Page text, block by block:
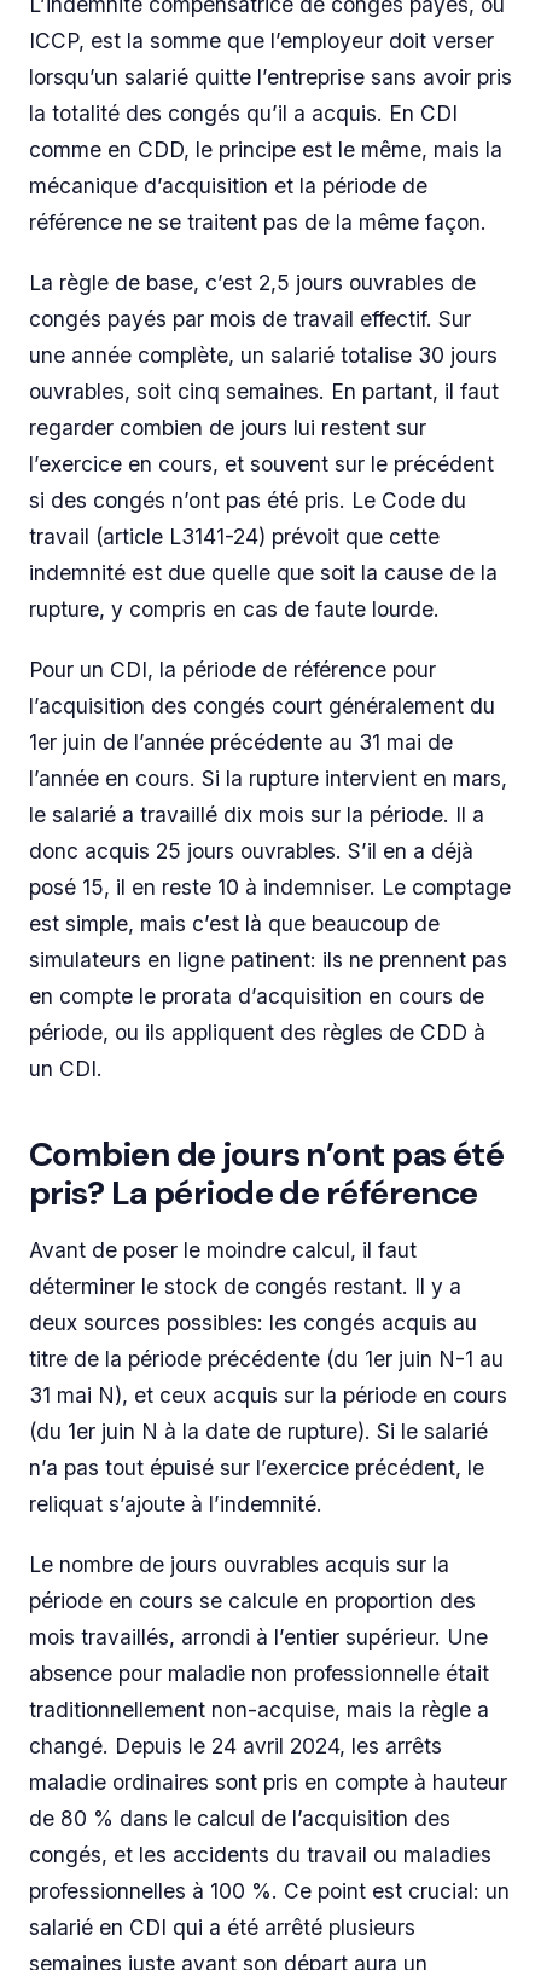
ICCP, est la somme que l’employeur doit verser
lorsqu’un salarié quitte l’entreprise sans avoir pris
la totalité des congés qu’il a acquis. En CDI
comme en CDD, le principe est le même, mais la
mécanique d’acquisition et la période de
référence ne se traitent pas de la même façon.
La règle de base, c’est 2,5 jours ouvrables de
congés payés par mois de travail effectif. Sur
une année complète, un salarié totalise 30 jours
ouvrables, soit cinq semaines. En partant, il faut
regarder combien de jours lui restent sur
l’exercice en cours, et souvent sur le précédent
si des congés n’ont pas été pris. Le Code du
travail (article L3141-24) prévoit que cette
indemnité est due quelle que soit la cause de la
rupture, y compris en cas de faute lourde.
Pour un CDI, la période de référence pour
l’acquisition des congés court généralement du
1er juin de l’année précédente au 31 mai de
l’année en cours. Si la rupture intervient en mars,
le salarié a travaillé dix mois sur la période. Il a
donc acquis 25 jours ouvrables. S’il en a déjà
posé 15, il en reste 10 à indemniser. Le comptage
est simple, mais c’est là que beaucoup de
simulateurs en ligne patinent: ils ne prennent pas
en compte le prorata d’acquisition en cours de
période, ou ils appliquent des règles de CDD à
un CDI.
Combien de jours n’ont pas été
pris? La période de référence
Avant de poser le moindre calcul, il faut
déterminer le stock de congés restant. Il y a
deux sources possibles: les congés acquis au
titre de la période précédente (du 1er juin N-1 au
31 mai N), et ceux acquis sur la période en cours
(du 1er juin N à la date de rupture). Si le salarié
n’a pas tout épuisé sur l’exercice précédent, le
reliquat s’ajoute à l’indemnité.
Le nombre de jours ouvrables acquis sur la
période en cours se calcule en proportion des
mois travaillés, arrondi à l’entier supérieur. Une
absence pour maladie non professionnelle était
traditionnellement non-acquise, mais la règle a
changé. Depuis le 24 avril 2024, les arrêts
maladie ordinaires sont pris en compte à hauteur
de 80 % dans le calcul de l’acquisition des
congés, et les accidents du travail ou maladies
professionnelles à 100 %. Ce point est crucial: un
salarié en CDI qui a été arrêté plusieurs
semaines juste avant son départ aura un